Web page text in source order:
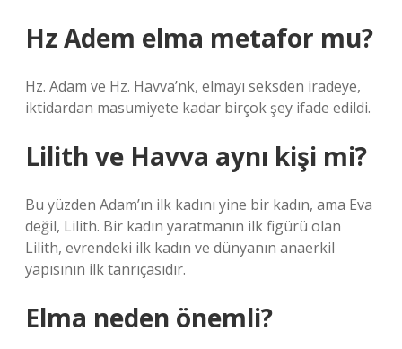
Hz Adem elma metafor mu?
Hz. Adam ve Hz. Havva’nk, elmayı seksden iradeye,
iktidardan masumiyete kadar birçok şey ifade edildi.
Lilith ve Havva aynı kişi mi?
Bu yüzden Adam’ın ilk kadını yine bir kadın, ama Eva
değil, Lilith. Bir kadın yaratmanın ilk figürü olan
Lilith, evrendeki ilk kadın ve dünyanın anaerkil
yapısının ilk tanrıçasıdır.
Elma neden önemli?